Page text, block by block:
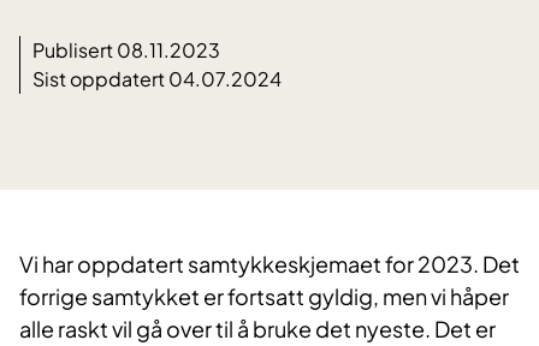
Publisert 08.11.2023
Sist oppdatert 04.07.2024
Vi har oppdatert samtykkeskjemaet for 2023. Det
forrige samtykket er fortsatt gyldig, men vi håper
alle raskt vil gå over til å bruke det nyeste. Det er